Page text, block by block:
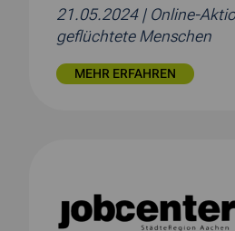
21.05.2024 | Online-
geflüchtete Menschen
MEHR ERFAHREN